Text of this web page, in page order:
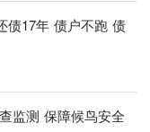
债17年 债户不跑 债
监测 保障候鸟安全